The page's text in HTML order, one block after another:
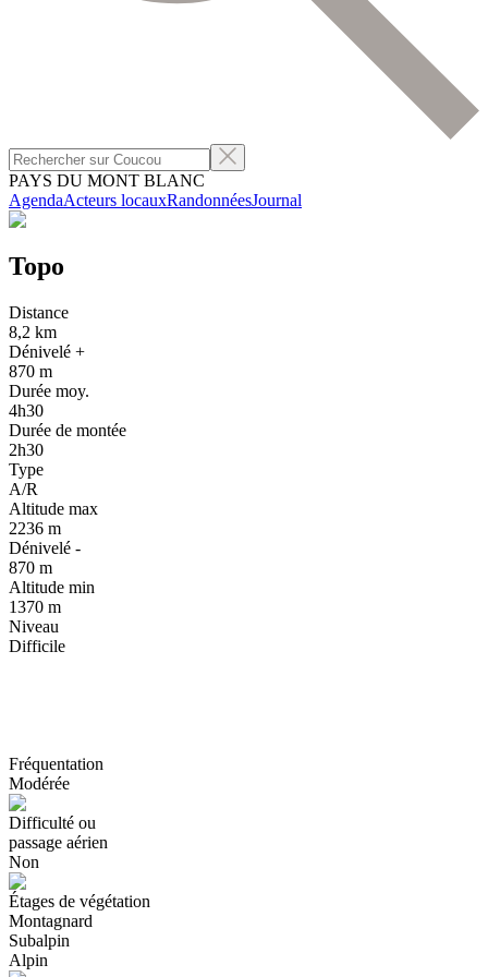
PAYS DU MONT BLANC
AgendaActeurs locauxRandonnéesJournal
Topo
Distance
8,2 km
Dénivelé +
870 m
Durée moy.
4h30
Durée de montée
2h30
Type
A/R
Altitude max
2236 m
Dénivelé -
870 m
Altitude min
1370 m
Niveau
Difficile
Fréquentation
Modérée
Difficulté ou
passage aérien
Non
Étages de végétation
Montagnard
Subalpin
Alpin